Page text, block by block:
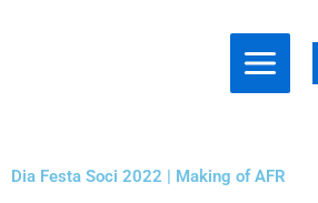
Dia Festa Soci 2022 | Making of AFR